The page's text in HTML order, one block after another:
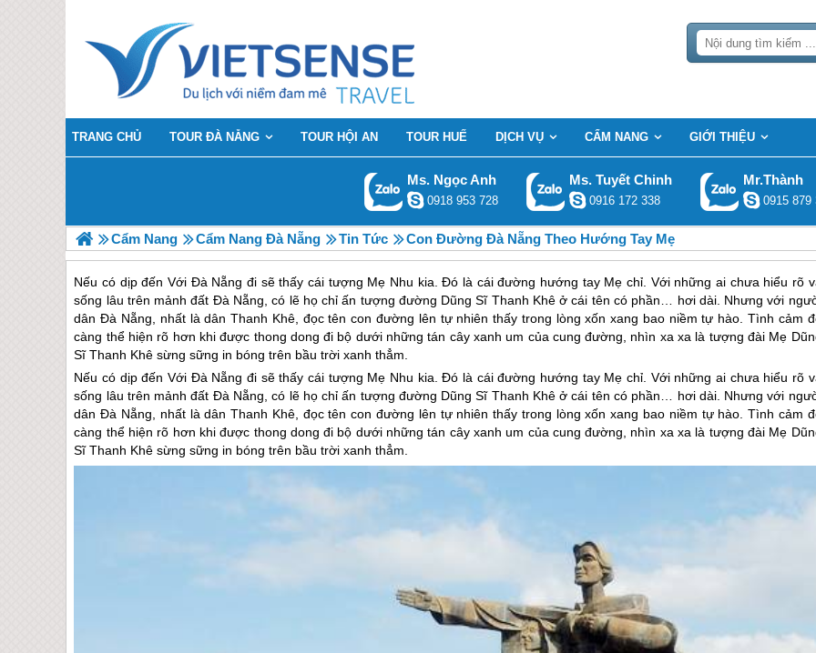
TRANG CHỦ TOUR ĐÀ NẴNG TOUR HỘI AN TOUR HUẾ DỊCH VỤ CẨM NANG GIỚI THIỆU
Ms. Ngọc Anh
0918 953 728
Ms. Tuyết Chinh
0916 172 338
Mr.Thành
0915 879
Cẩm Nang Cẩm Nang Đà Nẵng Tin Tức Con Đường Đà Nẵng Theo Hướng Tay Mẹ
Nếu có dịp đến Với Đà Nẵng đi sẽ thấy cái tượng Mẹ Nhu kia. Đó là cái đường hướng tay Mẹ chỉ. Với những ai chưa hiểu rõ
sống lâu trên mảnh đất Đà Nẵng, có lẽ họ chỉ ấn tượng đường Dũng Sĩ Thanh Khê ở cái tên có phần… hơi dài. Nhưng với
dân Đà Nẵng, nhất là dân Thanh Khê, đọc tên con đường lên tự nhiên thấy trong lòng xốn xang bao niềm tự hào. Tình cảm
càng thể hiện rõ hơn khi được thong dong đi bộ dưới những tán cây xanh um của cung đường, nhìn xa xa là tượng đài Mẹ
Sĩ Thanh Khê sừng sững in bóng trên bầu trời xanh thẳm.
Nếu có dịp đến Với Đà Nẵng đi sẽ thấy cái tượng Mẹ Nhu kia. Đó là cái đường hướng tay Mẹ chỉ. Với những ai chưa hiểu rõ
sống lâu trên mảnh đất Đà Nẵng, có lẽ họ chỉ ấn tượng đường Dũng Sĩ Thanh Khê ở cái tên có phần… hơi dài. Nhưng với
dânĐà Nẵng, nhất là dân Thanh Khê, đọc tên con đường lên tự nhiên thấy trong lòng xốn xang bao niềm tự hào. Tình cảm
càng thể hiện rõ hơn khi được thong dong đi bộ dưới những tán cây xanh um của cung đường, nhìn xa xa là tượng đài Mẹ
Sĩ Thanh Khê sừng sững in bóng trên bầu trời xanh thẳm.